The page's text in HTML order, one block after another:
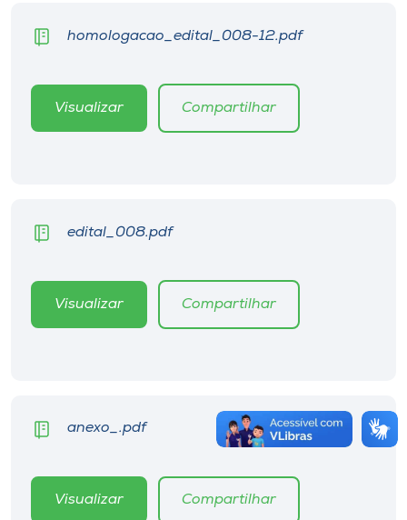
homologacao_edital_008-12.pdf
Visualizar Compartilhar
edital_008.pdf
Visualizar Compartilhar
anexo_.pdf
Visualizar Compartilhar